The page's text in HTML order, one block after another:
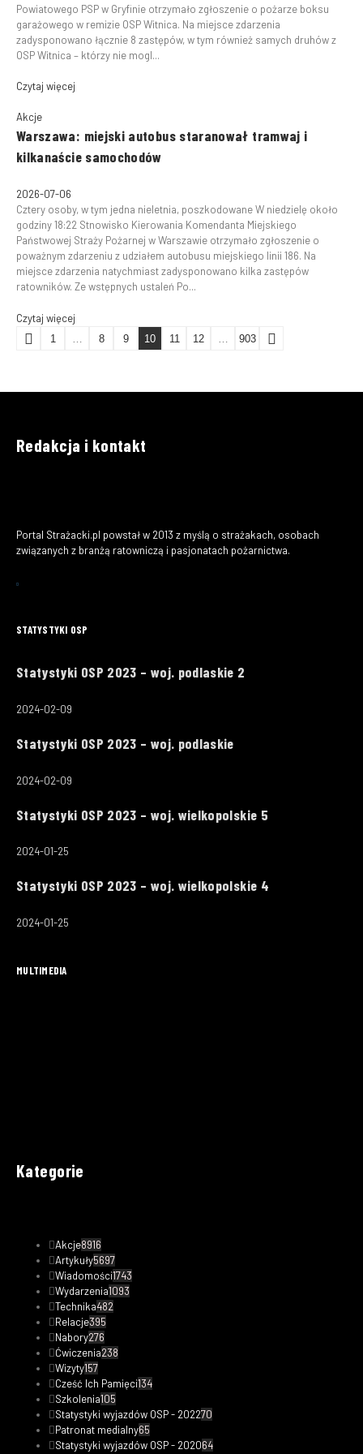
Powiatowego PSP w Gryfinie otrzymało zgłoszenie o pożarze boksu
garażowego w remizie OSP Witnica. Na miejsce zdarzenia
zadysponowano łącznie 8 zastępów, w tym również samych druhów z
OSP Witnica – którzy nie mogl...
Czytaj więcej
Akcje
Warszawa: miejski autobus staranował tramwaj i
kilkanaście samochodów
2026-07-06
Cztery osoby, w tym jedna nieletnia, poszkodowane W niedzielę około
godziny 18:22 Stnowisko Kierowania Komendanta Miejskiego
Państwowej Straży Pożarnej w Warszawie otrzymało zgłoszenie o
poważnym zdarzeniu z udziałem autobusu miejskiego linii 186. Na
miejsce zdarzenia natychmiast zadysponowano kilka zastępów
ratowników. Ze wstępnych ustaleń Po...
Czytaj więcej
1 8 9 10 11 12 903
Redakcja i kontakt
Portal Strażacki.pl powstał w 2013 z myślą o strażakach, osobach
związanych z branżą ratowniczą i pasjonatach pożarnictwa.
STATYSTYKI OSP
Statystyki OSP 2023 – woj. podlaskie 2
2024-02-09
Statystyki OSP 2023 – woj. podlaskie
2024-02-09
Statystyki OSP 2023 – woj. wielkopolskie 5
2024-01-25
Statystyki OSP 2023 – woj. wielkopolskie 4
2024-01-25
MULTIMEDIA
Kategorie
Akcje8916
Artykuły5697
Wiadomości1743
Wydarzenia1093
Technika482
Relacje395
Nabory276
Ćwiczenia238
Wizyty157
Cześć Ich Pamięci134
Szkolenia105
Statystyki wyjazdów OSP - 202270
Patronat medialny65
Statystyki wyjazdów OSP - 202064